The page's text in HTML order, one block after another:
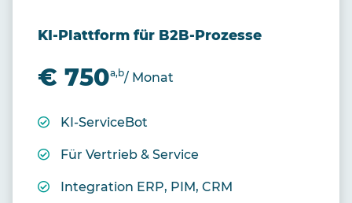
KI-Plattform für B2B-Prozesse
€ 750a,b/ Monat
KI-ServiceBot
Für Vertrieb & Service
Integration ERP, PIM, CRM